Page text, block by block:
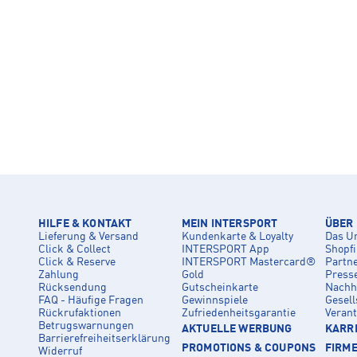
HILFE & KONTAKT
Lieferung & Versand
Click & Collect
Click & Reserve
Zahlung
Rücksendung
FAQ - Häufige Fragen
Rückrufaktionen
Betrugswarnungen
Barrierefreiheitserklärung
Widerruf
MEIN INTERSPORT
Kundenkarte & Loyalty
INTERSPORT App
INTERSPORT Mastercard®
Gold
Gutscheinkarte
Gewinnspiele
Zufriedenheitsgarantie
AKTUELLE WERBUNG
PROMOTIONS & COUPONS
ÜBER
Das